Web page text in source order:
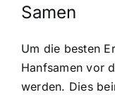
Samen
Um die besten
Hanfsamen vor
werden. Dies